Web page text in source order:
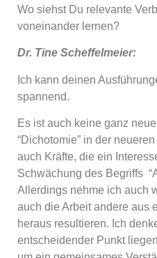
Wo siehst Du relevante
voneinander lernen?
Dr. Tine Scheffelmeier:
Ich kann deinen
spannend.
Es ist auch keine ganz
“Dichotomie” in der
auch Kräfte, die ein
Schwächung des Begriffs
Allerdings nehme ich auch
auch die Arbeit andere aus
heraus resultieren. Ich
entscheidender Punkt